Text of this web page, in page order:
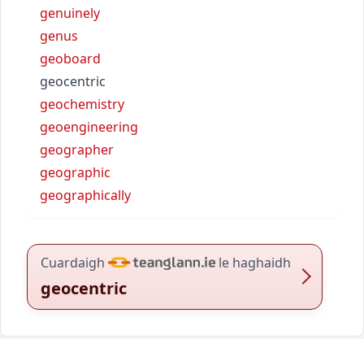
genuinely
genus
geoboard
geocentric
geochemistry
geoengineering
geographer
geographic
geographically
Cuardaigh le haghaidh
geocentric